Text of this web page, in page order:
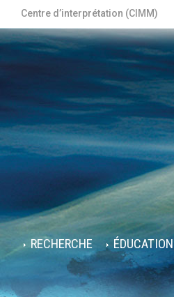
Centre d’interprétation (CIMM)
RECHERCHE ÉDUCATION